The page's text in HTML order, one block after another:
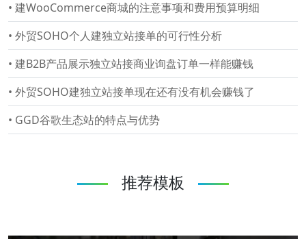
• 建WooCommerce商城的注意事项和费用预算明细
• 外贸SOHO个人建独立站接单的可行性分析
• 建B2B产品展示独立站接商业询盘订单一样能赚钱
• 外贸SOHO建独立站接单现在还有没有机会赚钱了
• GGD谷歌生态站的特点与优势
推荐模板